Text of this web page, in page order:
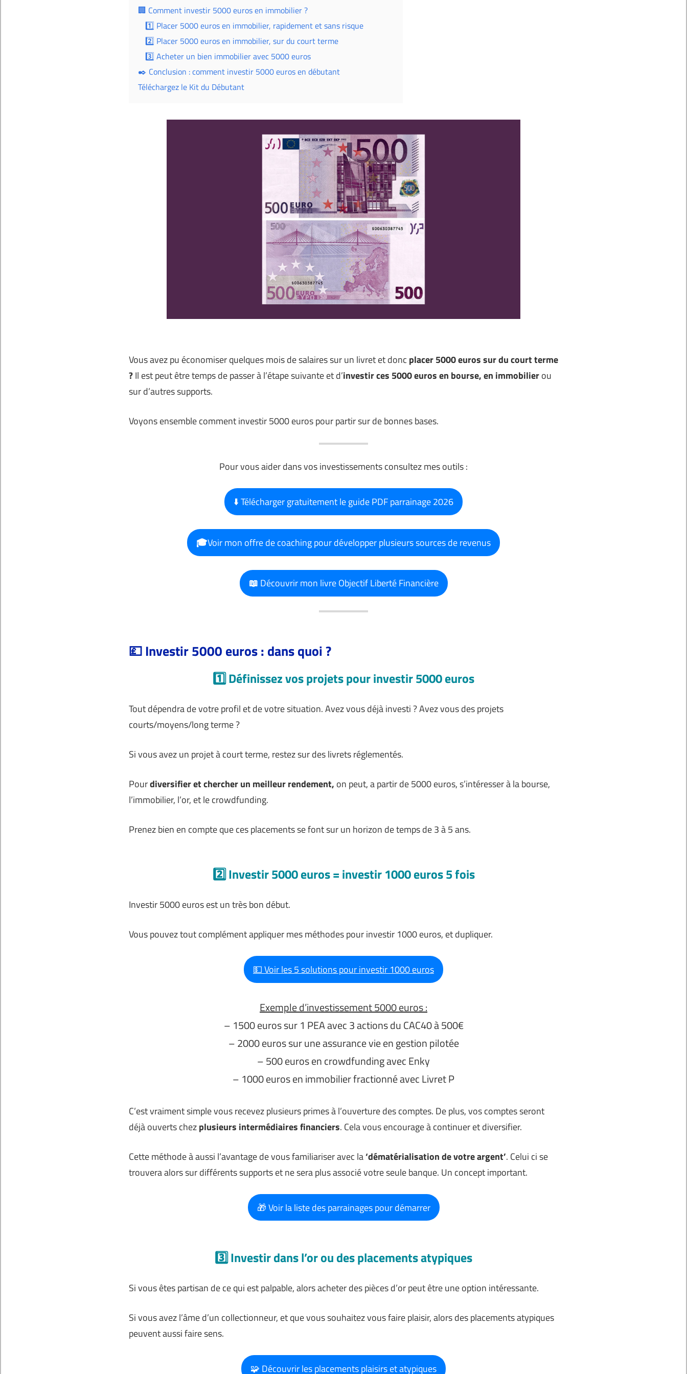
🏢 Comment investir 5000 euros en immobilier ?
1️⃣ Placer 5000 euros en immobilier, rapidement et sans risque
2️⃣ Placer 5000 euros en immobilier, sur du court terme
3️⃣ Acheter un bien immobilier avec 5000 euros
✒️ Conclusion : comment investir 5000 euros en débutant
Téléchargez le Kit du Débutant
Vous avez pu économiser quelques mois de salaires sur un livret et donc placer 5000 euros sur du court terme
?Il est peut être temps de passer à l’étape suivante et d’investir ces 5000 euros en bourse, en immobilierou
sur d’autres supports.
Voyons ensemble comment investir 5000 euros pour partir sur de bonnes bases.
Pour vous aider dans vos investissements consultez mes outils :
⬇️ Télécharger gratuitement le guide PDF parrainage 2026
🎓Voir mon offre de coaching pour développer plusieurs sources de revenus
📖 Découvrir mon livre Objectif Liberté Financière
💷 Investir 5000 euros : dans quoi ?
1️⃣ Définissez vos projets pour investir 5000 euros
Tout dépendra de votre profil et de votre situation. Avez vous déjà investi ? Avez vous des projets
courts/moyens/long terme ?
Si vous avez un projet à court terme, restez sur des livrets réglementés.
Pourdiversifier et chercher un meilleur rendement, on peut, a partir de 5000 euros, s’intéresser à la bourse,
l’immobilier, l’or, et le crowdfunding.
Prenez bien en compte que ces placements se font sur un horizon de temps de 3 à 5 ans.
2️⃣ Investir 5000 euros = investir 1000 euros 5 fois
Investir 5000 euros est un très bon début.
Vous pouvez tout complément appliquer mes méthodes pour investir 1000 euros, et dupliquer.
💵 Voir les 5 solutions pour investir 1000 euros
Exemple d’investissement 5000 euros :
– 1500 euros sur 1 PEA avec 3 actions du CAC40 à 500€
– 2000 euros sur une assurance vie en gestion pilotée
– 500 euros en crowdfunding avec Enky
– 1000 euros en immobilier fractionné avec Livret P
C’est vraiment simple vous recevez plusieurs primes à l’ouverture des comptes. De plus, vos comptes seront
déjà ouverts chezplusieurs intermédiaires financiers. Cela vous encourage à continuer et diversifier.
Cette méthode à aussi l’avantage de vous familiariser avec la‘dématérialisation de votre argent’. Celui ci se
trouvera alors sur différents supports et ne sera plus associé votre seule banque. Un concept important.
🎁 Voir la liste des parrainages pour démarrer
3️⃣ Investir dans l’or ou des placements atypiques
Si vous êtes partisan de ce qui est palpable, alors acheter des pièces d’or peut être une option intéressante.
Si vous avez l’âme d’un collectionneur, et que vous souhaitez vous faire plaisir, alors des placements atypiques
peuvent aussi faire sens.
🧩 Découvrir les placements plaisirs et atypiques